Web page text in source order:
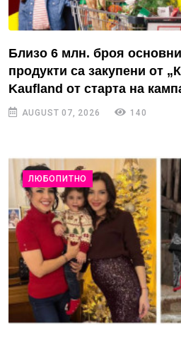
Близо 6 млн. броя
продукти са закупени от
Kaufland от старта на
AUGUST 07, 2026 140
ЛЮБОПИТНО